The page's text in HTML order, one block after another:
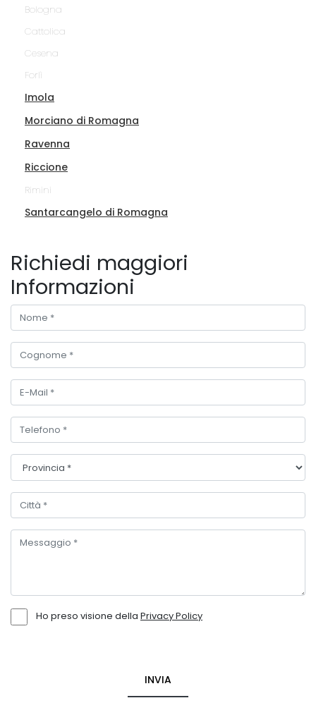
Bologna
Cattolica
Cesena
Forlì
Imola
Morciano di Romagna
Ravenna
Riccione
Rimini
Santarcangelo di Romagna
Richiedi maggiori
Informazioni
Ho preso visione della Privacy Policy
INVIA